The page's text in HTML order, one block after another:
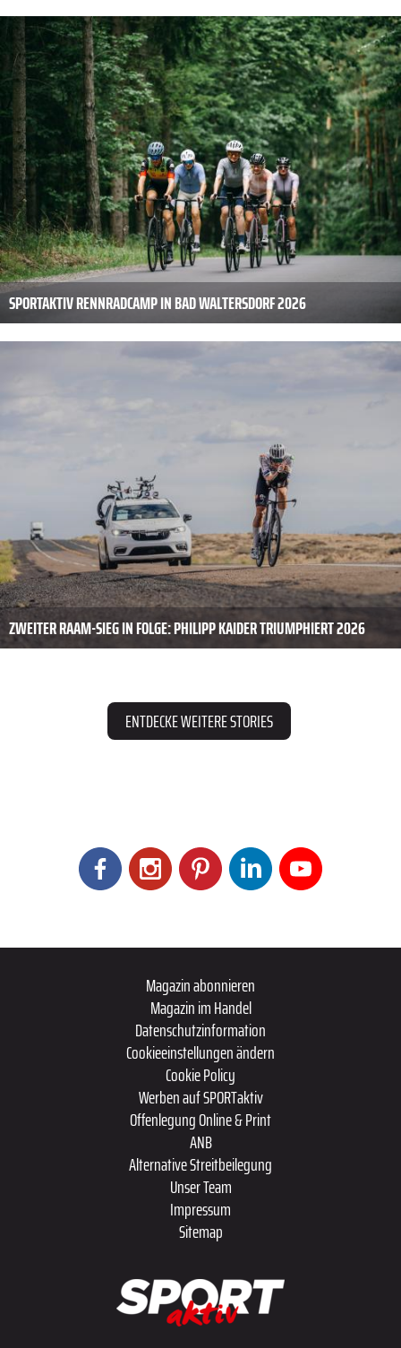
SPORTAKTIV RENNRADCAMP IN BAD WALTERSDORF 2026
ZWEITER RAAM-SIEG IN FOLGE: PHILIPP KAIDER TRIUMPHIERT 2026
ENTDECKE WEITERE STORIES
Magazin abonnieren
Magazin im Handel
Datenschutzinformation
Cookieeinstellungen ändern
Cookie Policy
Werben auf SPORTaktiv
Offenlegung Online & Print
ANB
Alternative Streitbeilegung
Unser Team
Impressum
Sitemap